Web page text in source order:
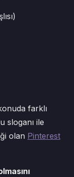
farklı
sloganı ile
olan Pinterest